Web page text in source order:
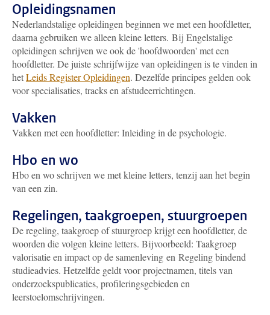
Opleidingsnamen
Nederlandstalige opleidingen beginnen we met een hoofdletter,
daarna gebruiken we alleen kleine letters. Bij Engelstalige
opleidingen schrijven we ook de 'hoofdwoorden' met een
hoofdletter. De juiste schrijfwijze van opleidingen is te vinden in
hetLeids Register Opleidingen. Dezelfde principes gelden ook
voor specialisaties, tracks en afstudeerrichtingen.
Vakken
Vakken met een hoofdletter: Inleiding in de psychologie.
Hbo en wo
Hbo en wo schrijven we met kleine letters, tenzij aan het begin
van een zin.
Regelingen, taakgroepen, stuurgroepen
De regeling, taakgroep of stuurgroep krijgt een hoofdletter, de
woorden die volgen kleine letters. Bijvoorbeeld: Taakgroep
valorisatie en impact op de samenleving en Regeling bindend
studieadvies. Hetzelfde geldt voor projectnamen, titels van
onderzoekspublicaties, profileringsgebieden en
leerstoelomschrijvingen.